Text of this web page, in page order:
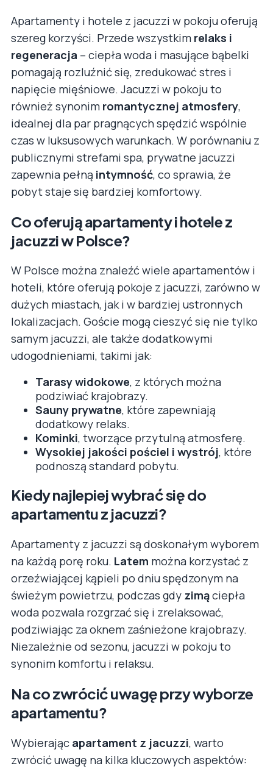
Apartamenty i hotele z jacuzzi w pokoju oferują
szereg korzyści. Przede wszystkim relaks i
regeneracja – ciepła woda i masujące bąbelki
pomagają rozluźnić się, zredukować stres i
napięcie mięśniowe. Jacuzzi w pokoju to
również synonim romantycznej atmosfery,
idealnej dla par pragnących spędzić wspólnie
czas w luksusowych warunkach. W porównaniu z
publicznymi strefami spa, prywatne jacuzzi
zapewnia pełną intymność, co sprawia, że
pobyt staje się bardziej komfortowy.
Co oferują apartamenty i hotele z
jacuzzi w Polsce?
W Polsce można znaleźć wiele apartamentów i
hoteli, które oferują pokoje z jacuzzi, zarówno w
dużych miastach, jak i w bardziej ustronnych
lokalizacjach. Goście mogą cieszyć się nie tylko
samym jacuzzi, ale także dodatkowymi
udogodnieniami, takimi jak:
Tarasy widokowe, z których można
podziwiać krajobrazy.
Sauny prywatne, które zapewniają
dodatkowy relaks.
Kominki, tworzące przytulną atmosferę.
Wysokiej jakości pościel i wystrój, które
podnoszą standard pobytu.
Kiedy najlepiej wybrać się do
apartamentu z jacuzzi?
Apartamenty z jacuzzi są doskonałym wyborem
na każdą porę roku. Latem można korzystać z
orzeźwiającej kąpieli po dniu spędzonym na
świeżym powietrzu, podczas gdy zimąciepła
woda pozwala rozgrzać się i zrelaksować,
podziwiając za oknem zaśnieżone krajobrazy.
Niezależnie od sezonu, jacuzzi w pokoju to
synonim komfortu i relaksu.
Na co zwrócić uwagę przy wyborze
apartamentu?
Wybierając apartament z jacuzzi, warto
zwrócić uwagę na kilka kluczowych aspektów: